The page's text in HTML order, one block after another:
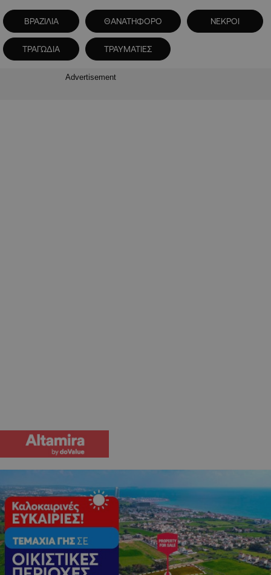
ΒΡΑΖΙΛΙΑ ΘΑΝΑΤΗΦΟΡΟ ΝΕΚΡΟΙ
ΤΡΑΓΩΔΙΑ ΤΡΑΥΜΑΤΙΕΣ
Advertisement